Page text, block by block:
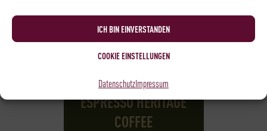
ICH BIN EINVERSTANDEN
COOKIE EINSTELLUNGEN
DatenschutzImpressum
BLEND
ESPRESSO HERITAGE
COFFEE